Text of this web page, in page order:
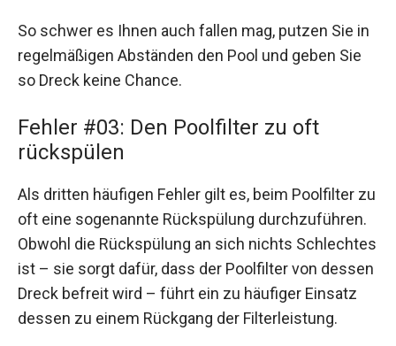
So schwer es Ihnen auch fallen mag, putzen Sie in
regelmäßigen Abständen den Pool und geben Sie
so Dreck keine Chance.
Fehler #03: Den Poolfilter zu oft
rückspülen
Als dritten häufigen Fehler gilt es, beim Poolfilter zu
oft eine sogenannte Rückspülung durchzuführen.
Obwohl die Rückspülung an sich nichts Schlechtes
ist – sie sorgt dafür, dass der Poolfilter von dessen
Dreck befreit wird – führt ein zu häufiger Einsatz
dessen zu einem Rückgang der Filterleistung.